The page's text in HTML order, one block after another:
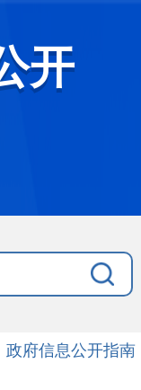
开
政府信息公开指南